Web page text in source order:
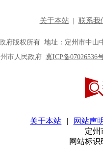
关于本站 | 网站声
定州
网站标识